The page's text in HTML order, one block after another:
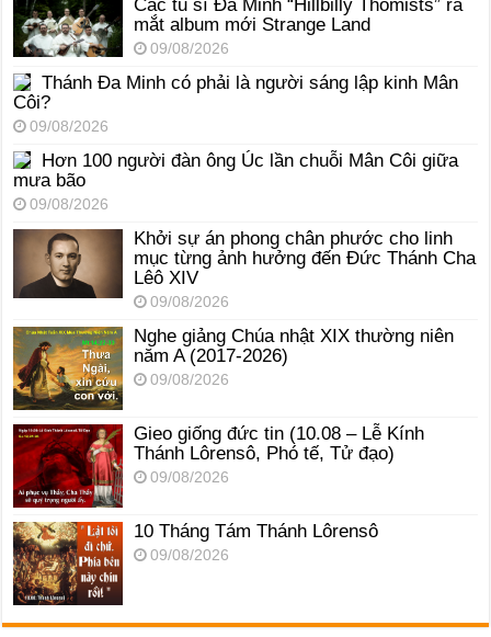
Các tu sĩ Đa Minh “Hillbilly Thomists” ra
mắt album mới Strange Land
09/08/2026
Thánh Đa Minh có phải là người sáng lập kinh Mân
Côi?
09/08/2026
Hơn 100 người đàn ông Úc lần chuỗi Mân Côi giữa
mưa bão
09/08/2026
Khởi sự án phong chân phước cho linh
mục từng ảnh hưởng đến Đức Thánh Cha
Lêô XIV
09/08/2026
Nghe giảng Chúa nhật XIX thường niên
năm A (2017-2026)
09/08/2026
Gieo giống đức tin (10.08 – Lễ Kính
Thánh Lôrensô, Phó tế, Tử đạo)
09/08/2026
10 Tháng Tám Thánh Lôrensô
09/08/2026